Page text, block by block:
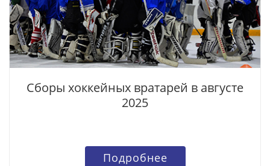
Сборы хоккейных вратарей в августе
2025
Подробнее